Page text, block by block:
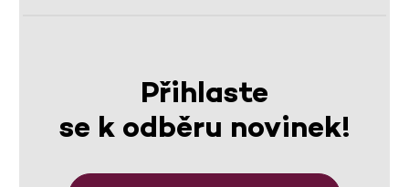
Přihlaste
se k odběru novinek!